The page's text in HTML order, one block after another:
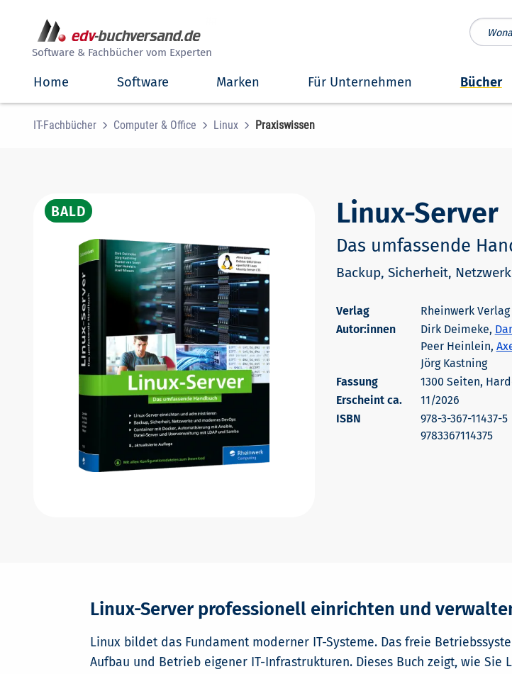
Software & Fachbücher vom Experten
Home Software Marken Für Unternehmen Bücher
IT-Fachbücher Computer & Office Linux Praxiswissen
Linux-Server
Das umfassende
Backup, Sicherheit,
Rheinwerk Verlag
Autor:innen
Dirk Deimeke,
Peer Heinlein,
Jörg Kastning
1300 Seiten,
Erscheint ca.
11/2026
978-3-367-11437-5
9783367114375
Linux-Server professionell einrichten und
Linux bildet das Fundament moderner IT-Systeme. Das freie
Aufbau und Betrieb eigener IT-Infrastrukturen. Dieses Buch zeigt, wie